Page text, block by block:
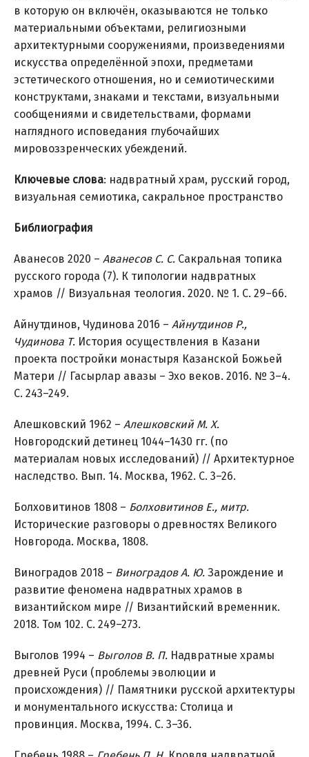
в которую он включён, оказываются не только
материальными объектами, религиозными
архитектурными сооружениями, произведениями
искусства определённой эпохи, предметами
эстетического отношения, но и семиотическими
конструктами, знаками и текстами, визуальными
сообщениями и свидетельствами, формами
наглядного исповедания глубочайших
мировоззренческих убеждений.
Ключевые слова: надвратный храм, русский город,
визуальная семиотика, сакральное пространство
Библиография
Аванесов 2020 – Аванесов С. С. Сакральная топика
русского города (7). К типологии надвратных
храмов // Визуальная теология. 2020. № 1. С. 29–66.
Айнутдинов, Чудинова 2016 – Айнутдинов Р.,
Чудинова Т. История осуществления в Казани
проекта постройки монастыря Казанской Божьей
Матери // Гасырлар авазы – Эхо веков. 2016. № 3–4.
С. 243–249.
Алешковский 1962 – Алешковский М. Х.
Новгородский детинец 1044–1430 гг. (по
материалам новых исследований) // Архитектурное
наследство. Вып. 14. Москва, 1962. С. 3–26.
Болховитинов 1808 – Болховитинов Е., митр.
Исторические разговоры о древностях Великого
Новгорода. Москва, 1808.
Виноградов 2018 – Виноградов А. Ю. Зарождение и
развитие феномена надвратных храмов в
византийском мире // Византийский временник.
2018. Том 102. С. 249–273.
Выголов 1994 – Выголов В. П. Надвратные храмы
древней Руси (проблемы эволюции и
происхождения) // Памятники русской архитектуры
и монументального искусства: Столица и
провинция. Москва, 1994. С. 3–36.